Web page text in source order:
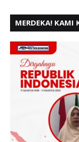
MERDEKA! KAMI
BERSATU BERD